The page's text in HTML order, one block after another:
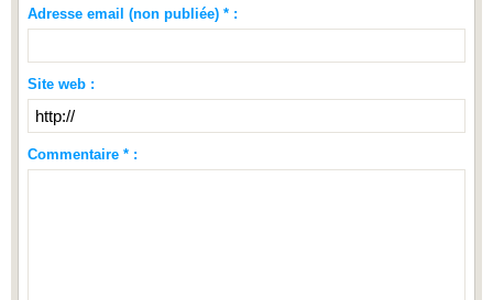
Adresse email (non publiée) * :
Site web :
Commentaire * :